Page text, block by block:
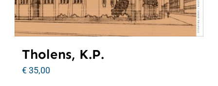
Tholens, K.P.
€35,00